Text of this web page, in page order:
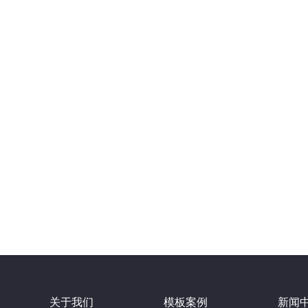
关于我们 模板案例 新闻